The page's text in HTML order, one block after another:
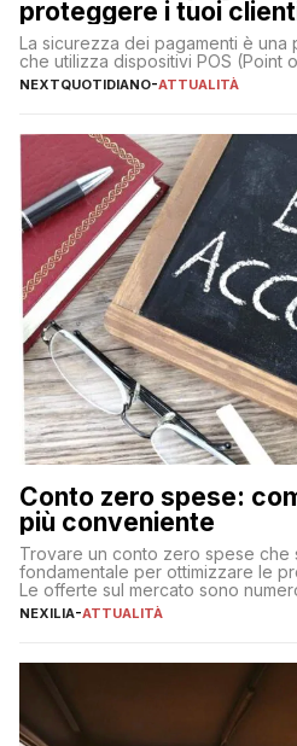
proteggere i tuoi
La sicurezza dei pagamenti è
che utilizza dispositivi POS (Point
NEXTQUOTIDIANO-ATTUALITÀ
Conto zero spese:
più conveniente
Trovare un conto zero spese
fondamentale per ottimizzare le
Le offerte sul mercato sono
individuare quella più adatta alle
sul […]
NEXILIA-ATTUALITÀ